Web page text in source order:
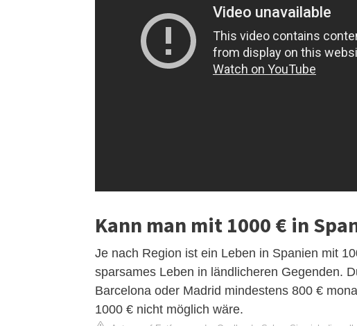
Kann man mit 1000 € in
Je nach Region ist ein Leben in Spanien mit
sparsames Leben in ländlicheren Gegenden.
Barcelona oder Madrid mindestens 800 €
1000 € nicht möglich wäre.